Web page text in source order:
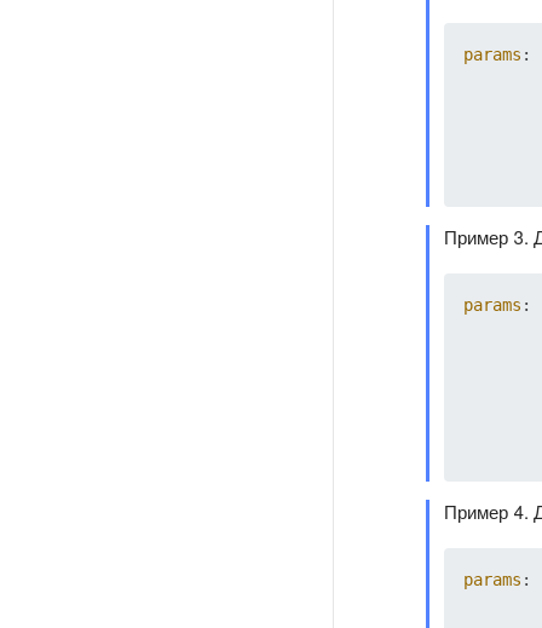
params :
Пример 3.
params :
Пример 4.
params :